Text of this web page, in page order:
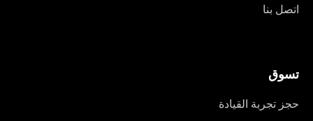
اتصل بنا
تسوق
حجز تجربة القيادة